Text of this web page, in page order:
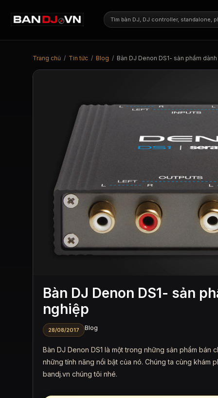
Trang chủ / Tin tức / Blog / Bàn DJ Denon DS1- sản phẩm
Bàn DJ Denon DS1- sản
nghiệp
28/08/2017 Blog
Bàn DJ Denon DS1 là một trong những sản phẩm
những tính năng nổi bật của nó. Chúng ta cùng khám
bandj.vn chúng tôi nhé.